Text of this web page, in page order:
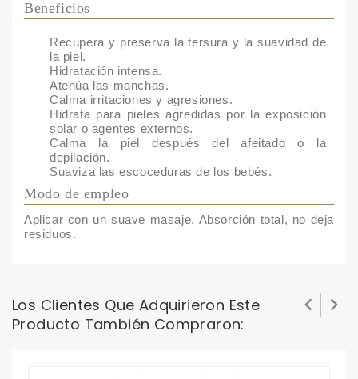
Beneficios
Recupera y preserva la tersura y la suavidad de
la piel.
Hidratación intensa.
Atenúa las manchas.
Calma irritaciones y agresiones.
Hidrata para pieles agredidas por la exposición
solar o agentes externos.
Calma la piel después del afeitado o la
depilación.
Suaviza las escoceduras de los bebés.
Modo de empleo
Aplicar con un suave masaje. Absorción total, no deja
residuos.
Los Clientes Que Adquirieron Este
Producto También Compraron:
 